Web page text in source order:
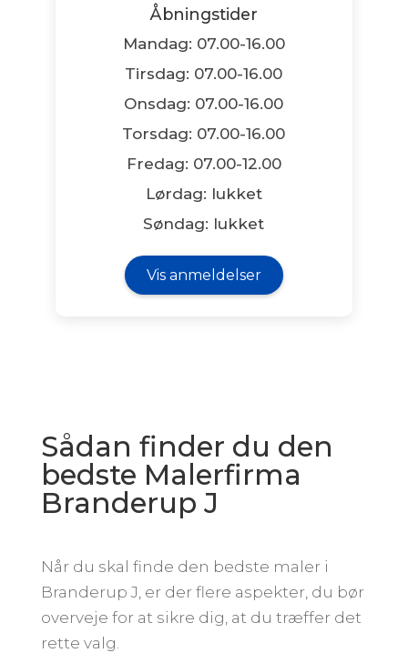
Åbningstider
Mandag: 07.00-16.00
Tirsdag: 07.00-16.00
Onsdag: 07.00-16.00
Torsdag: 07.00-16.00
Fredag: 07.00-12.00
Lørdag: lukket
Søndag: lukket
Vis anmeldelser
Sådan finder du den
bedste Malerfirma
Branderup J
Når du skal finde den bedste maler i
Branderup J, er der flere aspekter, du bør
overveje for at sikre dig, at du træffer det
rette valg.